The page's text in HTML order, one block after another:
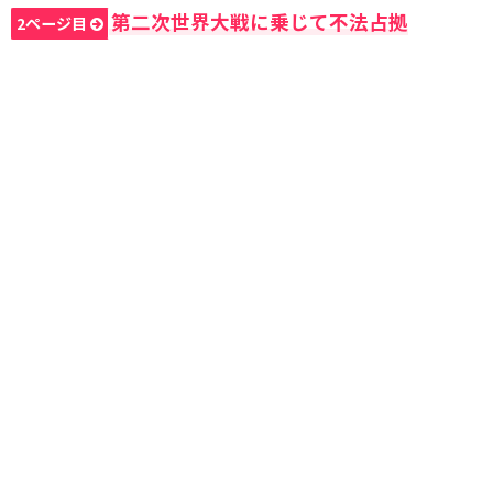
2ページ目 第二次世界大戦に乗じて不法占拠